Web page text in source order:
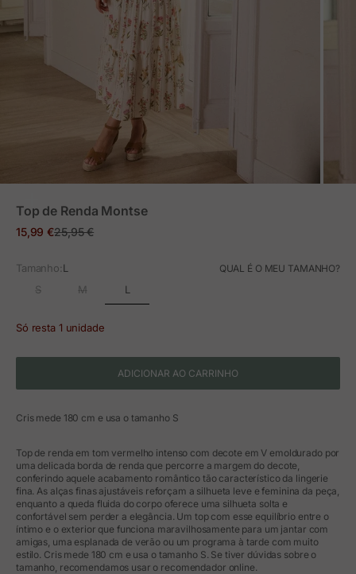
Top de Renda Montse
Preço em promoção
15,99 €Preço normal
25,95 €
Tamanho:L QUAL É O MEU TAMANHO?
S M L
Só resta 1 unidade
ADICIONAR AO CARRINHO
Cris mede 180 cm e usa o tamanho S
Top de renda em tom vermelho intenso com decote em V emoldurado por
uma delicada borda de renda que percorre a margem do decote,
conferindo aquele acabamento romântico tão característico da lingerie
fina. As alças finas ajustáveis reforçam a silhueta leve e feminina da peça,
enquanto a queda fluida do corpo oferece uma silhueta solta e
confortável sem perder a elegância. Um top com esse equilíbrio entre o
íntimo e o exterior que funciona maravilhosamente para um jantar com
amigas, uma esplanada de verão ou um programa à tarde com muito
estilo. Cris mede 180 cm e usa o tamanho S. Se tiver dúvidas sobre o
tamanho, recomendamos usar o recomendador online.